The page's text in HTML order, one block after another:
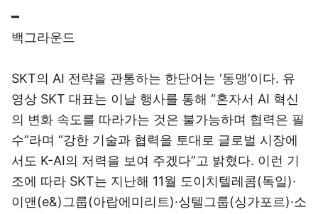
━
백그라운드
SKT의 AI 전략을 관통하는 한단어는 ‘동맹’이다. 유
영상 SKT 대표는 이날 행사를 통해 “혼자서 AI 혁신
의 변화 속도를 따라가는 것은 불가능하며 협력은 필
수”라며 “강한 기술과 협력을 토대로 글로벌 시장에
서도 K-AI의 저력을 보여 주겠다”고 밝혔다. 이런 기
조에 따라 SKT는 지난해 11월 도이치텔레콤(독일)·
이앤(e&)그룹(아랍에미리트)·싱텔그룹(싱가포르)·소